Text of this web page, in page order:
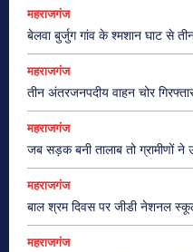
महराजगंज
बेलवा बुर्जुग गांव के श्मशान घाट से
महराजगंज
तीन अंतरजनपदीय वाहन चोर
महराजगंज
जब सड़क बनी तालाब तो ग्रामीणों ने
महराजगंज
बाल श्रम दिवस पर जीडी नेशनल
महराजगंज